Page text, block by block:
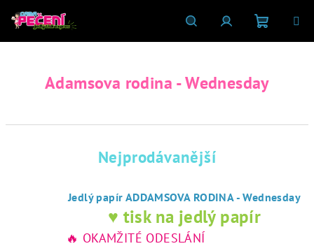
HledatPřihlášeníNákupní
košík
Adamsova rodina - Wednesday
Nejprodávanější
Jedlý papír ADDAMSOVA RODINA - Wednesday
♥ tisk na jedlý papír
🔥 OKAMŽITÉ ODESLÁNÍ